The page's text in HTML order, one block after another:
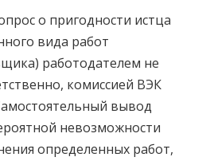
о пригодности истца
вида работ
работодателем не
комиссией ВЭК
вывод
невозможности
определенных работ,